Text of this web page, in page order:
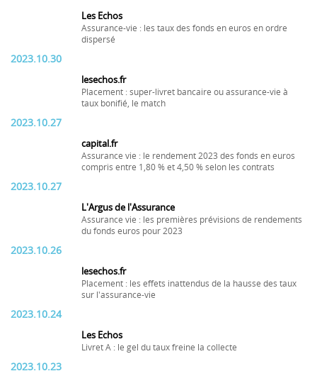
Les Echos
Assurance-vie : les taux des fonds en euros en ordre
dispersé
2023.10.30
lesechos.fr
Placement : super-livret bancaire ou assurance-vie à
taux bonifié, le match
2023.10.27
capital.fr
Assurance vie : le rendement 2023 des fonds en euros
compris entre 1,80 % et 4,50 % selon les contrats
2023.10.27
L'Argus de l'Assurance
Assurance vie : les premières prévisions de rendements
du fonds euros pour 2023
2023.10.26
lesechos.fr
Placement : les effets inattendus de la hausse des taux
sur l'assurance-vie
2023.10.24
Les Echos
Livret A : le gel du taux freine la collecte
2023.10.23